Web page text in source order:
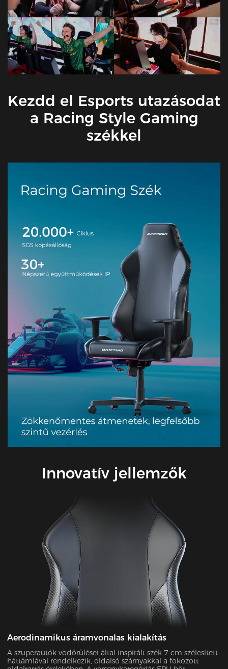
Kezdd el Esports utazásodat
a Racing Style Gaming
székkel
Innovatív jellemzők
Aerodinamikus áramvonalas kialakítás
A szuperautók vödörülései által inspirált szék 7 cm szélesített
háttámlával rendelkezik, oldalsó szárnyakkal a fokozott